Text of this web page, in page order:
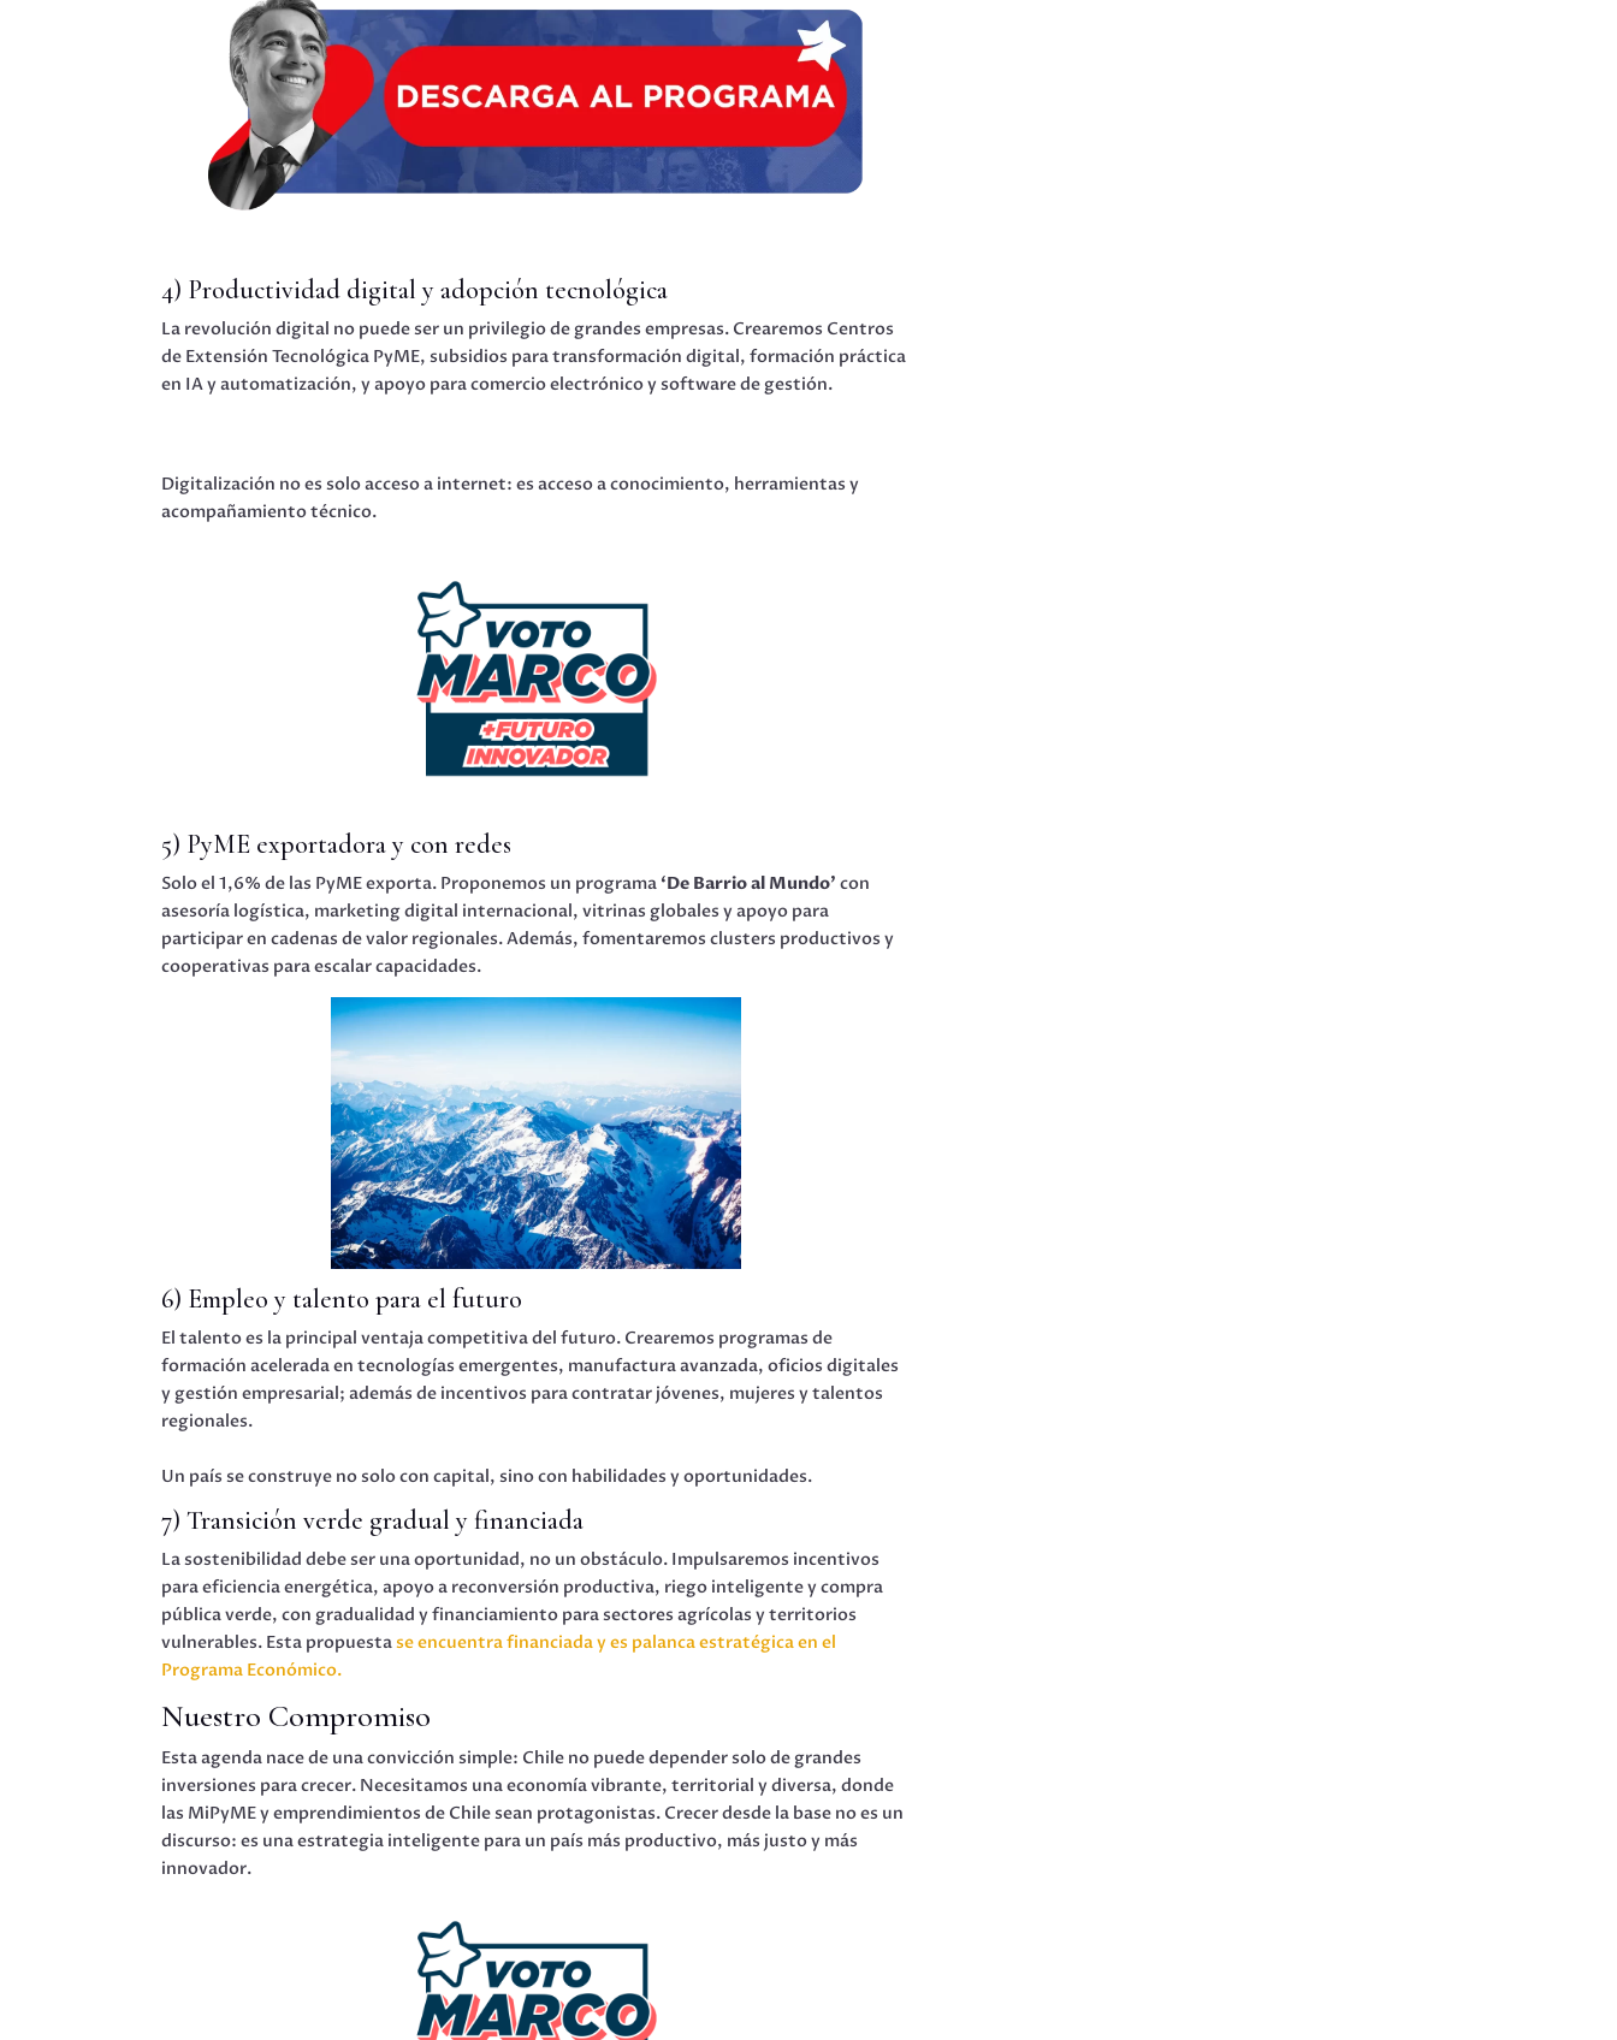
4) Productividad digital y adopción tecnológica
La revolución digital no puede ser un privilegio de grandes empresas. Crearemos Centros
de Extensión Tecnológica PyME, subsidios para transformación digital, formación práctica
en IA y automatización, y apoyo para comercio electrónico y software de gestión.
Digitalización no es solo acceso a internet: es acceso a conocimiento, herramientas y
acompañamiento técnico.
5) PyME exportadora y con redes
Solo el 1,6% de las PyME exporta. Proponemos un programa ‘De Barrio al Mundo’con
asesoría logística, marketing digital internacional, vitrinas globales y apoyo para
participar en cadenas de valor regionales. Además, fomentaremos clusters productivos y
cooperativas para escalar capacidades.
6) Empleo y talento para el futuro
El talento es la principal ventaja competitiva del futuro. Crearemos programas de
formación acelerada en tecnologías emergentes, manufactura avanzada, oficios digitales
y gestión empresarial; además de incentivos para contratar jóvenes, mujeres y talentos
regionales.
Un país se construye no solo con capital, sino con habilidades y oportunidades.
7) Transición verde gradual y financiada
La sostenibilidad debe ser una oportunidad, no un obstáculo. Impulsaremos incentivos
para eficiencia energética, apoyo a reconversión productiva, riego inteligente y compra
pública verde, con gradualidad y financiamiento para sectores agrícolas y territorios
vulnerables. Esta propuestase encuentra financiada y es palanca estratégica en el
Programa Económico.
Nuestro Compromiso
Esta agenda nace de una convicción simple: Chile no puede depender solo de grandes
inversiones para crecer. Necesitamos una economía vibrante, territorial y diversa, donde
las MiPyME y emprendimientos de Chile sean protagonistas. Crecer desde la base no es un
discurso: es una estrategia inteligente para un país más productivo, más justo y más
innovador.